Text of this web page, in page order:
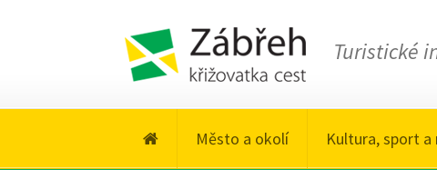
Turistické
Město a okolí Kultura, sport a